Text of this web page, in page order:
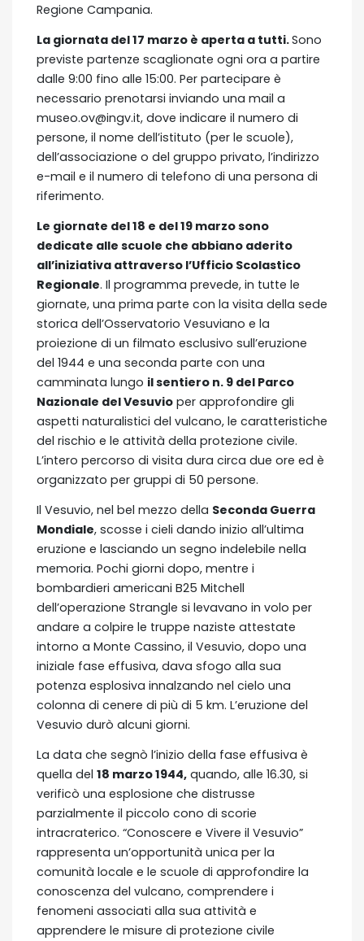
Regione Campania.
La giornata del 17 marzo è aperta a tutti.Sono
previste partenze scaglionate ogni ora a partire
dalle 9:00 fino alle 15:00. Per partecipare è
necessario prenotarsi inviando una mail a
museo.ov@ingv.it, dove indicare il numero di
persone, il nome dell’istituto (per le scuole),
dell’associazione o del gruppo privato, l’indirizzo
e-mail e il numero di telefono di una persona di
riferimento.
Le giornate del 18 e del 19 marzo sono
dedicate alle scuole che abbiano aderito
all’iniziativa attraverso l’Ufficio Scolastico
Regionale. Il programma prevede, in tutte le
giornate, una prima parte con la visita della sede
storica dell’Osservatorio Vesuviano e la
proiezione di un filmato esclusivo sull’eruzione
del 1944 e una seconda parte con una
camminata lungo il sentiero n. 9 del Parco
Nazionale del Vesuvio per approfondire gli
aspetti naturalistici del vulcano, le caratteristiche
del rischio e le attività della protezione civile.
L’intero percorso di visita dura circa due ore ed è
organizzato per gruppi di 50 persone.
Il Vesuvio, nel bel mezzo della Seconda Guerra
Mondiale, scosse i cieli dando inizio all’ultima
eruzione e lasciando un segno indelebile nella
memoria. Pochi giorni dopo, mentre i
bombardieri americani B25 Mitchell
dell’operazione Strangle si levavano in volo per
andare a colpire le truppe naziste attestate
intorno a Monte Cassino, il Vesuvio, dopo una
iniziale fase effusiva, dava sfogo alla sua
potenza esplosiva innalzando nel cielo una
colonna di cenere di più di 5 km. L’eruzione del
Vesuvio durò alcuni giorni.
La data che segnò l’inizio della fase effusiva è
quella del 18 marzo 1944, quando, alle 16.30, si
verificò una esplosione che distrusse
parzialmente il piccolo cono di scorie
intracraterico. “Conoscere e Vivere il Vesuvio”
rappresenta un’opportunità unica per la
comunità locale e le scuole di approfondire la
conoscenza del vulcano, comprendere i
fenomeni associati alla sua attività e
apprendere le misure di protezione civile